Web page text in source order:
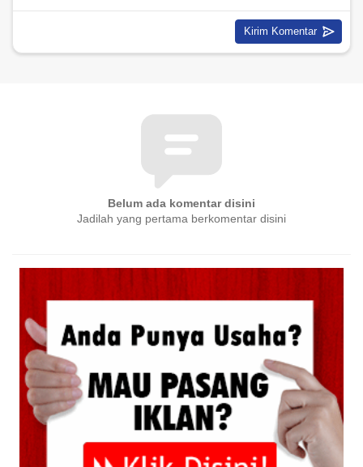
Belum ada komentar disini
Jadilah yang pertama berkomentar disini